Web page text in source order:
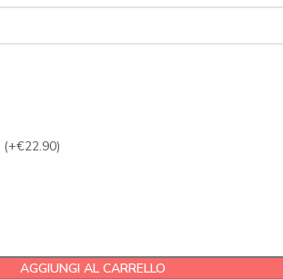
(+€22.90)
AGGIUNGI AL CARRELLO